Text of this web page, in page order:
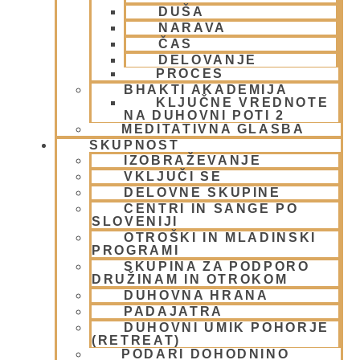
DUŠA
NARAVA
ČAS
DELOVANJE
PROCES
BHAKTI AKADEMIJA
KLJUČNE VREDNOTE
NA DUHOVNI POTI 2
MEDITATIVNA GLASBA
SKUPNOST
IZOBRAŽEVANJE
VKLJUČI SE
DELOVNE SKUPINE
CENTRI IN SANGE PO
SLOVENIJI
OTROŠKI IN MLADINSKI
PROGRAMI
SKUPINA ZA PODPORO
DRUŽINAM IN OTROKOM
DUHOVNA HRANA
PADAJATRA
DUHOVNI UMIK POHORJE
(RETREAT)
PODARI DOHODNINO
Krišna – vrhovna božanska oseba(7)
KRIŠNA BAZAR(1)
Krišnove inkarnacije(11)
(9)
MORALA IN ETIKA
(5)
Napitki – topli
(1)
(10)
Nedeljska predavanja in festivali (1)
Nove knjige (6)
Novice iz skupnosti(1)
Obiski fakultete – šole(6)
Padajatra 2008(12)
PADAYATRA(3)
Pogosta vprašanja(2)
Popotovanja(1)
Poučne zgodbe in nauki (8)
Prabhupadovi učenci in ostali(3)
Predavanja(2)
Predstavitev(9)
(1)